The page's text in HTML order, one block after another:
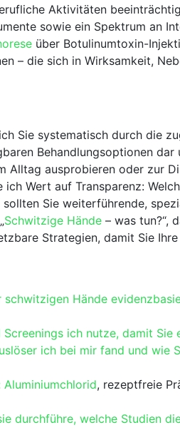
Aktivitäten
sowie ein‌ Spektrum ‌an
über Botulinumtoxin-
– die ⁤sich in ⁢Wirksamkeit,​
Sie systematisch durch die
‌Behandlungsoptionen⁢
Alltag ausprobieren oder zur
‌Wert ⁤auf‍ Transparenz:
Sie weiterführende,
Schwitzige Hände – was ⁣tun?“,
Strategien, damit Sie
Hände
ich ⁣nutze, damit
ich bei mir fand​ und⁤ wie
Aluminiumchlorid, ⁤rezeptfreie
durchführe, welche Studien